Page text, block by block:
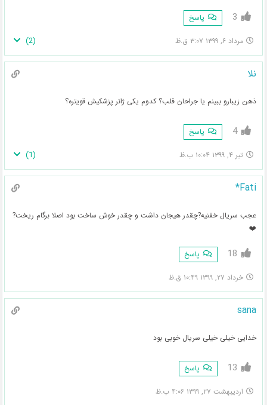
3 پاسخ
مرداد ۶, ۱۳۹۹ ۳:۰۷ ق.ظ (
2
)
نلا
ذهن زیبارو ببینم یا جراحان قلب؟ کدوم یکی ژانر پزشکیش قویتره؟
4 پاسخ
تیر ۴, ۱۳۹۹ ۱۰:۰۴ ب.ظ (
1
)
Fati*
عجب سریال خفنیه?چقدر هیجان داشت و چقدر خوش ساخت بود اصلا برگام ریخت?
❤️
18 پاسخ
خرداد ۲۷, ۱۳۹۹ ۱۰:۴۹ ق.ظ
sana
خدایی خیلی خیلی سریال خوبی بود
13 پاسخ
اردیبهشت ۲۷, ۱۳۹۹ ۴:۰۶ ب.ظ